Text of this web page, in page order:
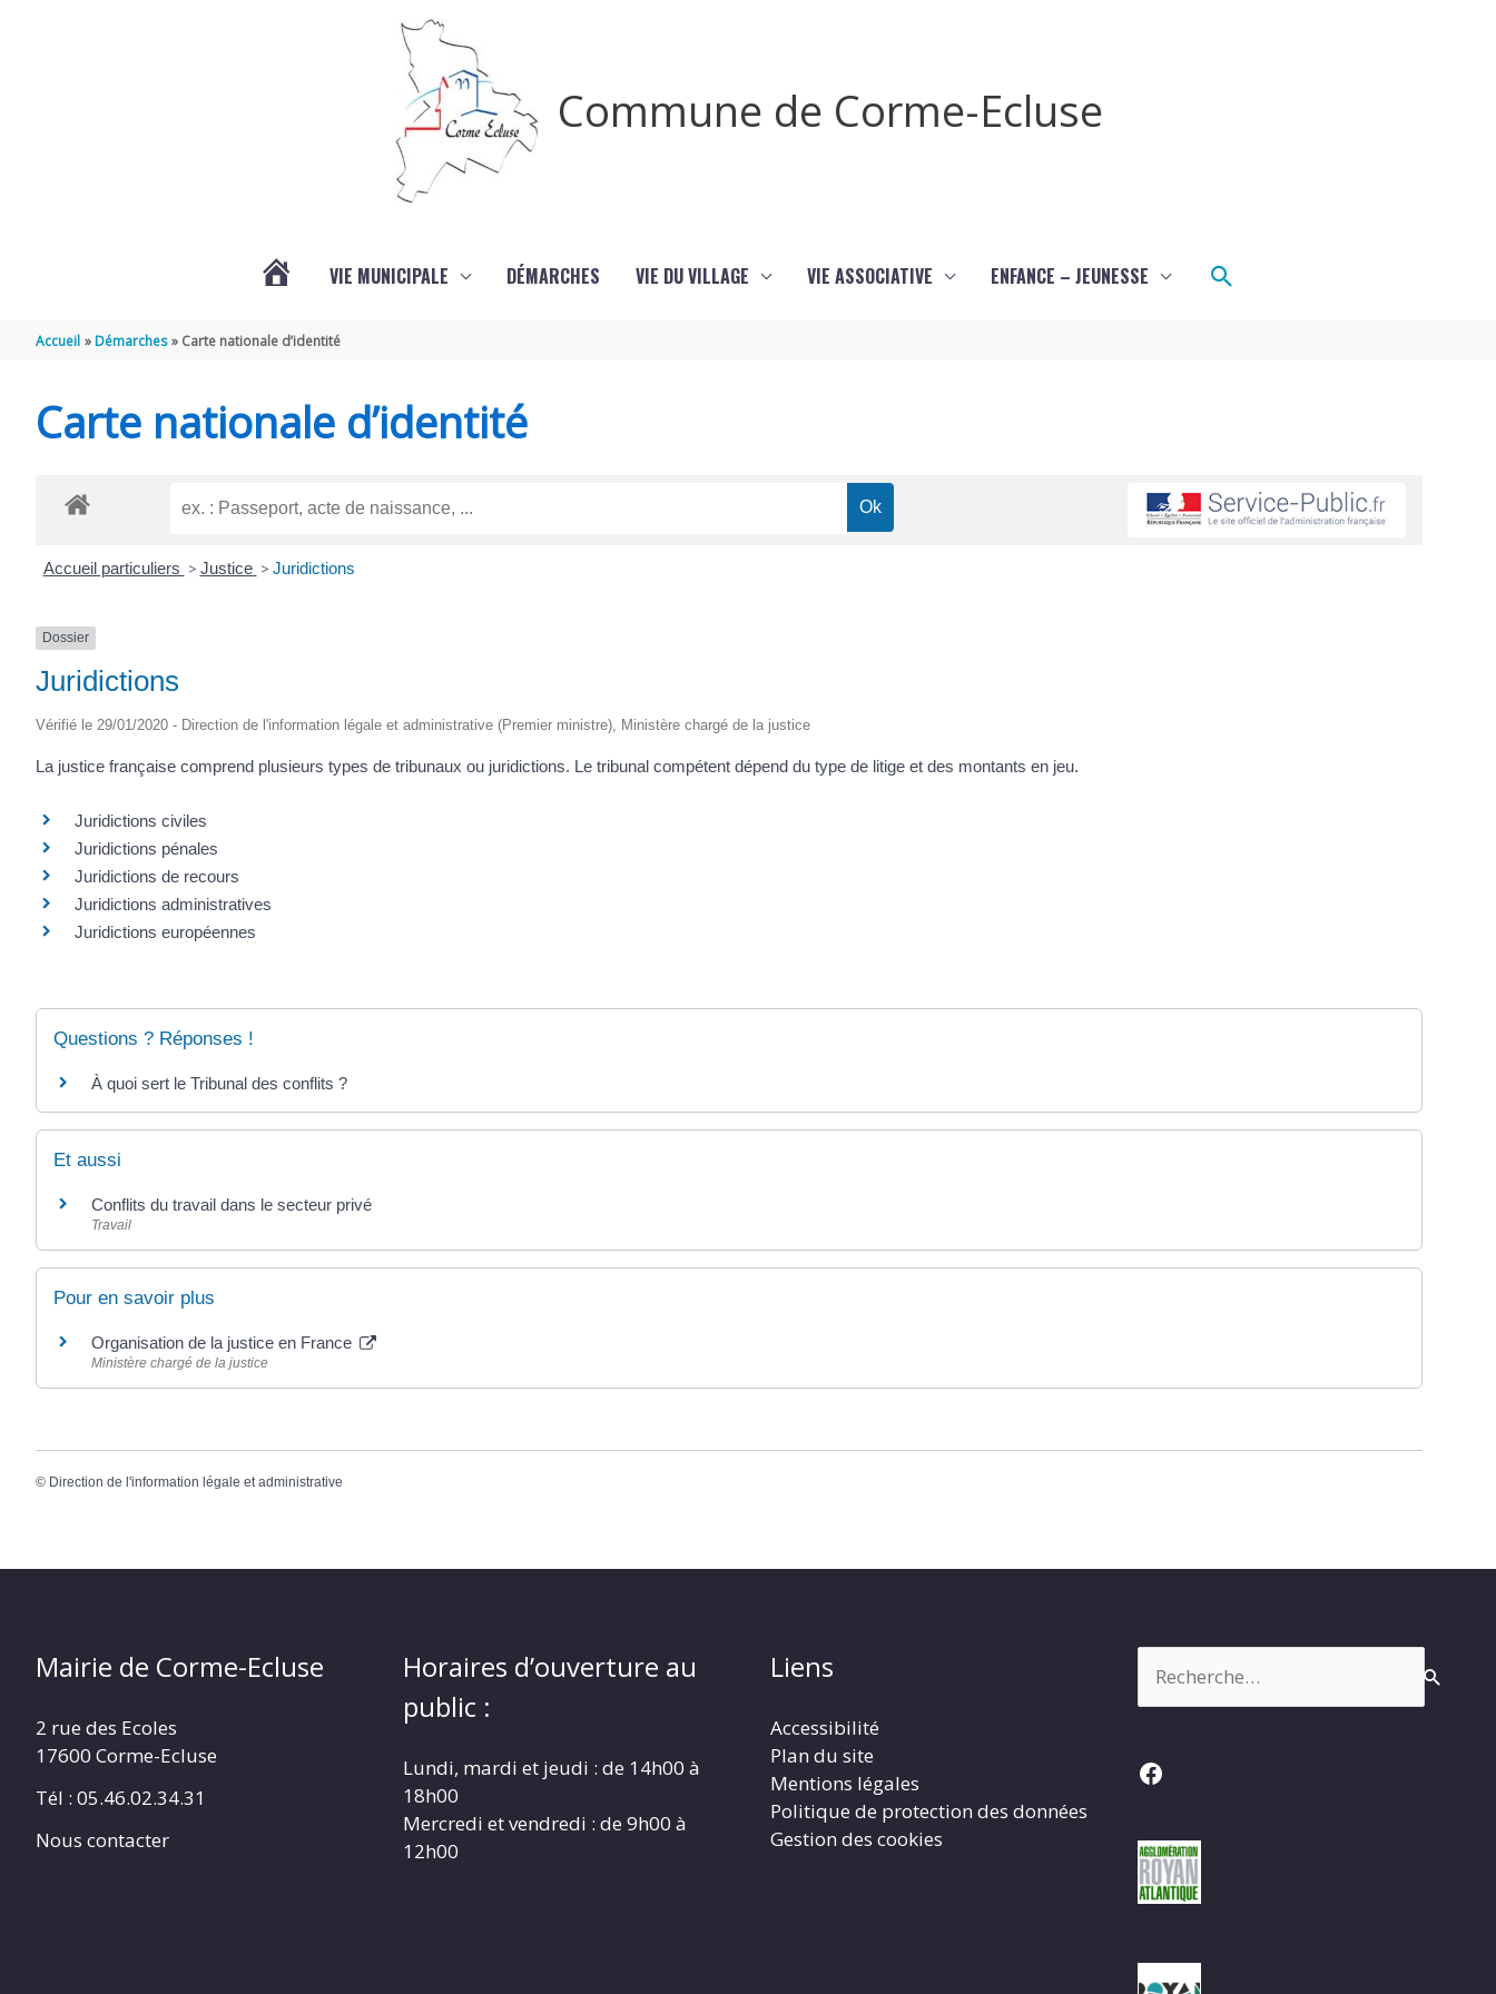
Commune de Corme-Ecluse
VIE MUNICIPALE DÉMARCHES VIE DU VILLAGE VIE ASSOCIATIVE ENFANCE – JEUNESSE Rechercher
Accueil Démarches Carte nationale d’identité
Carte nationale d’identité
Accueil particuliers > Justice > Juridictions
Dossier
Juridictions
Vérifié le 29/01/2020 - Direction de l'information légale et administrative (Premier ministre), Ministère chargé de la justice
La justice française comprend plusieurs types de tribunaux ou juridictions. Le tribunal compétent dépend du type de litige et des montants en jeu.
Juridictions civiles
Juridictions pénales
Juridictions de recours
Juridictions administratives
Juridictions européennes
Questions ? Réponses !
À quoi sert le Tribunal des conflits ?
Et aussi
Conflits du travail dans le secteur privé
Travail
Pour en savoir plus
Organisation de la justice en France
Ministère chargé de la justice
© Direction de l'information légale et administrative
Mairie de Corme-Ecluse
2 rue des Ecoles
17600 Corme-Ecluse
Tél : 05.46.02.34.31
Nous contacter
Horaires d’ouverture au
public :
Lundi, mardi et jeudi : de 14h00 à
18h00
Mercredi et vendredi : de 9h00 à
12h00
Liens
Accessibilité
Plan du site
Mentions légales
Politique de protection des données
Gestion des cookies
Facebook